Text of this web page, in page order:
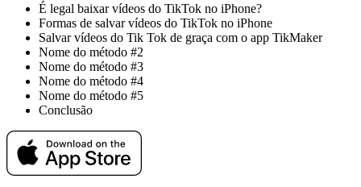
É legal baixar vídeos do TikTok no iPhone?
Formas de salvar vídeos do TikTok no iPhone
Salvar vídeos do Tik Tok de graça com o app TikMaker
Nome do método #2
Nome do método #3
Nome do método #4
Nome do método #5
Conclusão